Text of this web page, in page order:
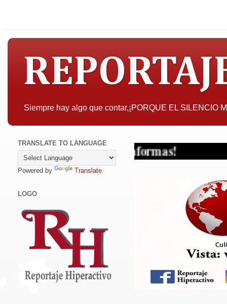
Siempre hay algo que contar,¡PORQUE EL SILENCIO
TRANSLATE TO LANGUAGE
Powered by Translate
LOGO